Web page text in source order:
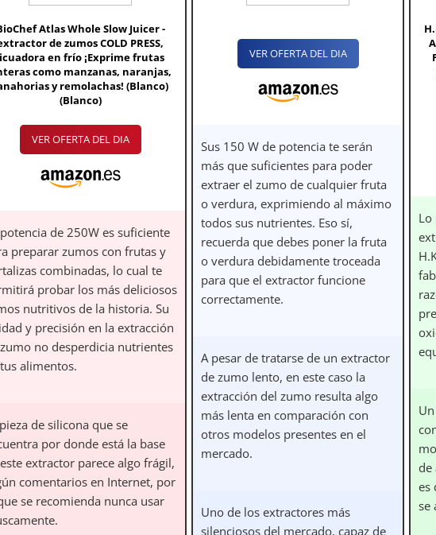
Atlas Whole Slow Juicer -
de zumos COLD PRESS,
en frío ¡Exprime frutas
como manzanas, naranjas,
y remolachas! (Blanco)
(Blanco)
VER OFERTA DEL DIA
de 250W es suficiente
preparar zumos con frutas y
combinadas, lo cual te
probar los más deliciosos
nutritivos de la historia. Su
y precisión en la extracción
no desperdicia nutrientes
alimentos.
de silicona que se
por donde está la base
extractor parece algo frágil,
comentarios en Internet, por
se recomienda nunca usar
VER OFERTA DEL DIA
Sus 150 W de potencia te serán
más que suficientes para poder
extraer el zumo de cualquier fruta
o verdura, exprimiendo al máximo
todos sus nutrientes. Eso sí,
recuerda que debes poner la fruta
o verdura debidamente troceada
para que el extractor funcione
correctamente.
A pesar de tratarse de un extractor
de zumo lento, en este caso la
extracción del zumo resulta algo
más lenta en comparación con
otros modelos presentes en el
mercado.
Uno de los extractores más
silenciosos del mercado, capaz de
Lo
de
es
se